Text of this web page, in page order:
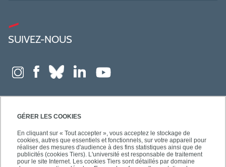
GÉRER LES COOKIES
En cliquant sur « Tout accepter », vous acceptez le stockage de
cookies, autres que essentiels et fonctionnels, sur votre appareil pour
réaliser des mesures d'audience à des fins statistiques ainsi que de
publicités (cookies Tiers). L'université est responsable de traitement
pour le site Internet. Les cookies Tiers sont détaillés par domaine
SUIVEZ-NOUS